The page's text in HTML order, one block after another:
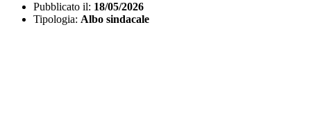
Pubblicato il: 18/05/2026
Tipologia: Albo sindacale